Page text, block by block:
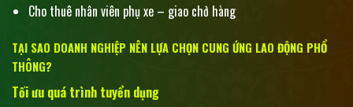
Cho thuê nhân viên phụ xe – giao chở hàng
TẠI SAO DOANH NGHIỆP NÊN LỰA CHỌN CUNG ỨNG LAO ĐỘNG PHỔ
THÔNG?
Tối ưu quá trình tuyển dụng